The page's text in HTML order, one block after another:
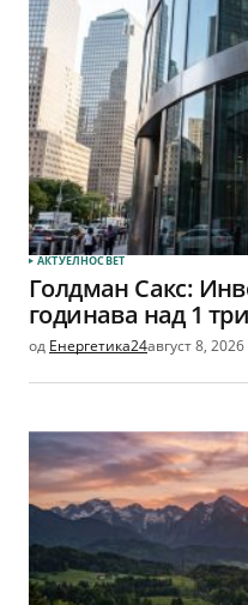
АКТУЕЛНОСВЕТ
Голдман Сакс:
годинава над 1
од Енергетика24август 8, 2026